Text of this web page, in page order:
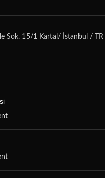
Sok. 15/1 Kartal/ İstanbul / TR